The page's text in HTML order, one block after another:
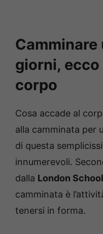
Camminare
giorni, ecco
corpo
Cosa accade al
alla camminata per
di questa
innumerevoli.
dalla London
camminata è
tenersi in forma.